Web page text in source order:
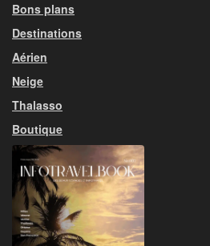
Bons plans
Destinations
Aérien
Neige
Thalasso
Boutique